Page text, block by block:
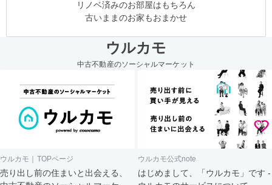
リノベ済みのお部屋はもちろん
古いままのお家もおまかせ
ウルカモ
中古不動産のソーシャルマーケット
ウルカモ｜TOPページ
売り出し前の住まいと出会える、
ウルカモ公式note
はじめまして、「ウルカモ」です -